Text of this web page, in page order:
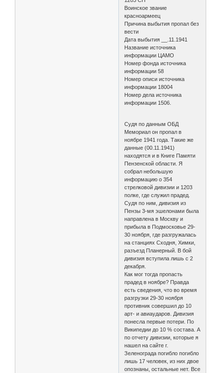
Воинское звание
красноармеец
Причина выбытия пропал без
вести
Дата выбытия __.11.1941
Название источника
информации ЦАМО
Номер фонда источника
информации 58
Номер описи источника
информации 18004
Номер дела источника
информации 1506.
Судя по данным ОБД
Мемориал он пропал в
ноябре 1941 года. Такие же
данные (00.11.1941)
находятся и в Книге Памяти
Пензенской области. Я
собрал небольшую
информацию о 354
стрелковой дивизии и 1203
полке, где служил прадед.
Судя по ним, дивизия из
Пензы 3-мя эшелонами была
направлена в Москву и
прибыла в Подмосковье 29-
30 ноября, где разгружалась
на станциях Сходня, Химки,
разъезд Планерный. В бой
дивизия вступила лишь с 2
декабря.
Как мог тогда пропасть
прадед в ноябре? Правда
есть сведения, что во время
разгрузки 29-30 ноября
противник совершил до 10
арт- и авиаударов. Дивизия
понесла первые потери. По
Википедии до 10 % состава. А
по отчету дивизии, которые я
нашел на сайте г.
Зеленограда погибло погибло
лишь 17 человек, из них двое
опознаны, остальные нет. Все